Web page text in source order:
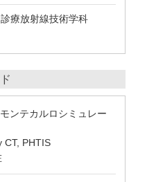
療放射線技術学科
ンテカルロシミュレー
CT, PHTIS